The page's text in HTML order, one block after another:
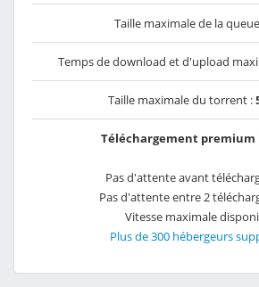
Taille maximale de la
Temps de download et d'upload
Taille maximale du torrent :
Téléchargement
Pas d'attente avant
Pas d'attente entre 2
Vitesse maximale
Plus de 300 hébergeurs